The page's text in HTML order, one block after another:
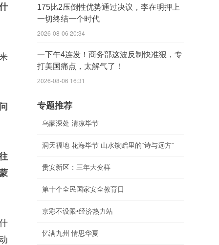
175比2压倒性优势通过决议，李在明押上
一切终结一个时代
2026-08-06 20:34
一下午4连发！商务部这波反制快准狠，专
打美国痛点，太解气了！
2026-08-06 16:31
专题推荐
乌蒙深处 清凉毕节
洞天福地 花海毕节 山水馈赠里的“诗与远方”
贵安新区：三年大变样
第十个全民国家安全教育日
京彩不设限•经济热力站
忆满九州 情思华夏